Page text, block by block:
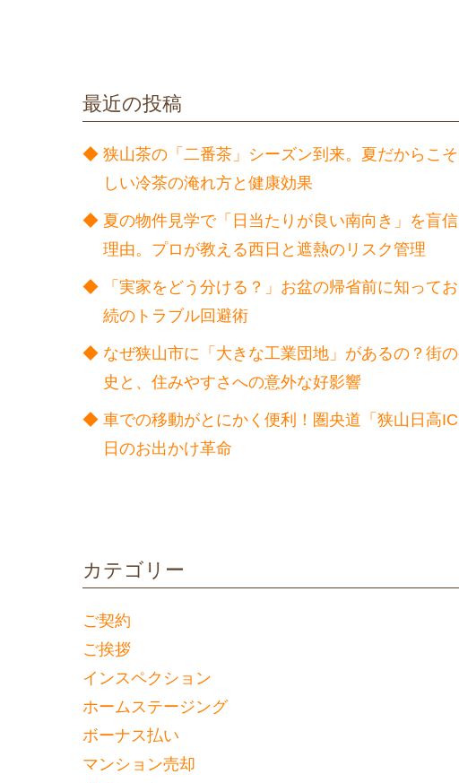
最近の投稿
狭山茶の「二番茶」シーズン到来。夏だからこ
しい冷茶の淹れ方と健康効果
夏の物件見学で「日当たりが良い南向き」を盲
理由。プロが教える西日と遮熱のリスク管理
「実家をどう分ける？」お盆の帰省前に知って
続のトラブル回避術
なぜ狭山市に「大きな工業団地」があるの？街
史と、住みやすさへの意外な好影響
車での移動がとにかく便利！圏央道「狭山日高
日のお出かけ革命
カテゴリー
ご契約
ご挨拶
インスペクション
ホームステージング
ボーナス払い
マンション売却